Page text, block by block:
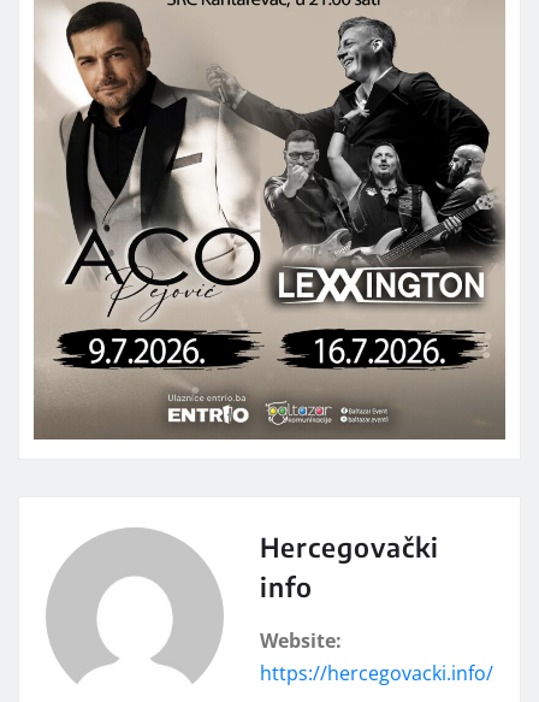
Hercegovački
info
Website:
https://hercegovacki.info/